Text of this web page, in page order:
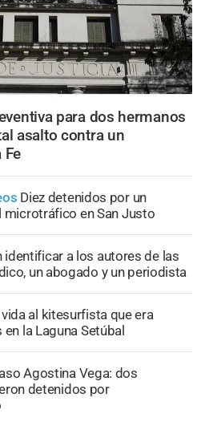
para dos hermanos
asalto contra un
Fe
Diez detenidos por un
en San Justo
identificar a los autores de las
un abogado y un periodista
al kitesurfista que era
la Laguna Setúbal
Agostina Vega: dos
detenidos por